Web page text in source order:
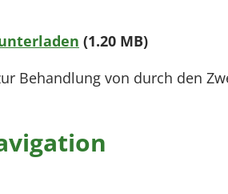
(1.20 MB)
Behandlung von durch den